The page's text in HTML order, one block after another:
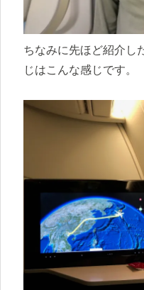
ちなみに先ほど紹介し
じはこんな感じです。